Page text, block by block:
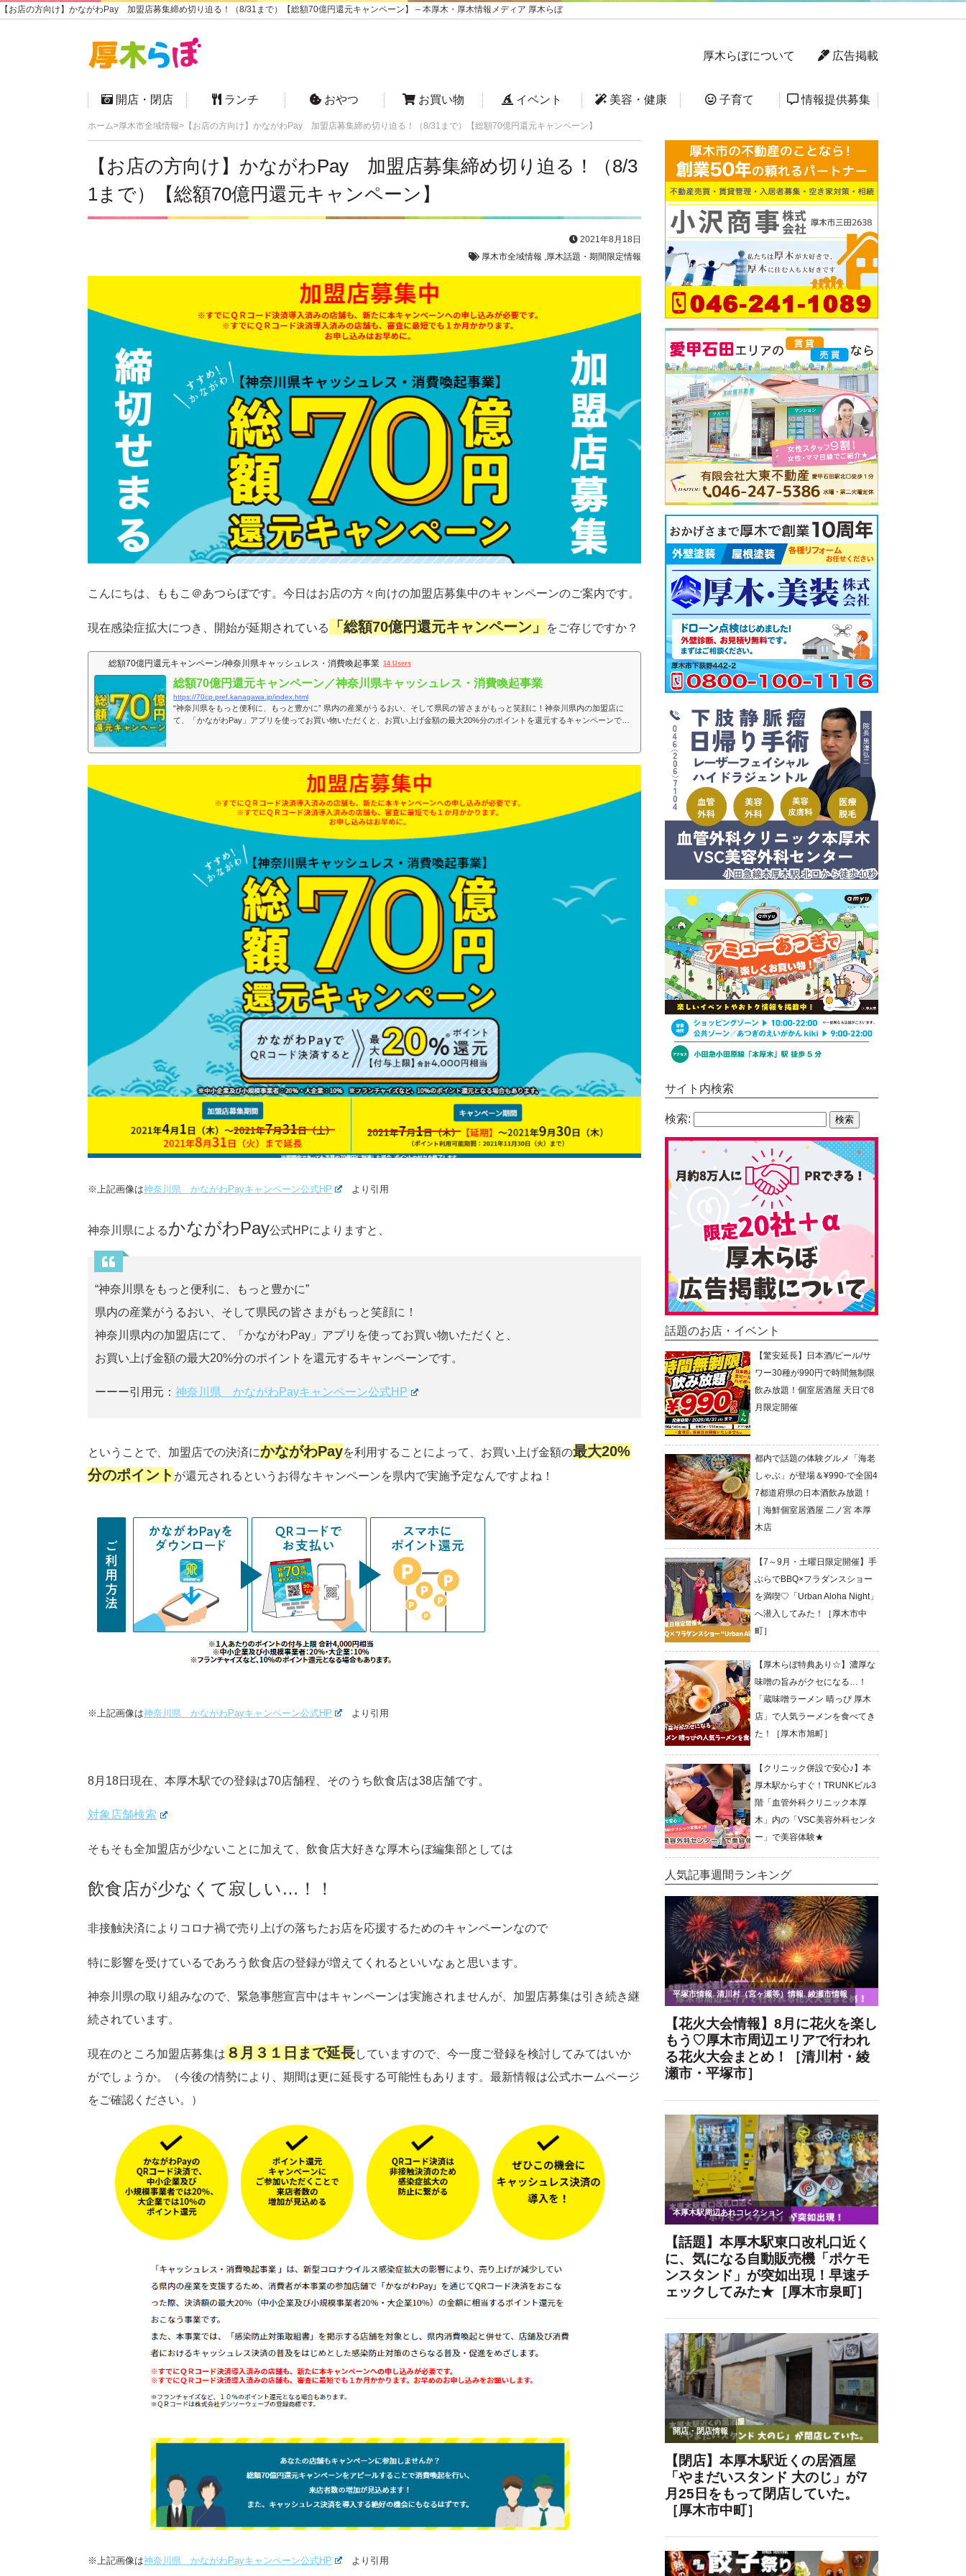
【お店の方向け】かながわPay 加盟店募集締め切り迫る！（8/31まで）【総額70億円還元キャンペーン】 – 本厚木・厚木情報メディア 厚木らぼ
厚木らぼについて 広告掲載
開店・閉店 ランチ おやつ お買い物 イベント 美容・健康 子育て 情報提供募集
ホーム 厚木市全域情報 【お店の方向け】かながわPay 加盟店募集締め切り迫る！（8/31まで）【総額70億円還元キャンペーン】
【お店の方向け】かながわPay 加盟店募集締め切り迫る！（8/3
1まで）【総額70億円還元キャンペーン】
2021年8月18日
厚木市全域情報 厚木話題・期間限定情報
こんにちは、ももこ＠あつらぼです。今日はお店の方々向けの加盟店募集中のキャンペーンのご案内です。
現在感染症拡大につき、開始が延期されている 「総額70億円還元キャンペーン」 をご存じですか？
総額70億円還元キャンペーン/神奈川県キャッシュレス・消費喚起事業 14 Users
総額70億円還元キャンペーン／神奈川県キャッシュレス・消費喚起事業
https://70cp.pref.kanagawa.jp/index.html
“神奈川県をもっと便利に、もっと豊かに” 県内の産業がうるおい、そして県民の皆さまがもっと笑顔に！神奈川県内の加盟店に
て、「かながわPay」アプリを使ってお買い物いただくと、お買い上げ金額の最大20%分のポイントを還元するキャンペーンで
※上記画像は神奈川県 かながわPayキャンペーン公式HP より引用
神奈川県によるかながわPay公式HPによりますと、
“神奈川県をもっと便利に、もっと豊かに”
県内の産業がうるおい、そして県民の皆さまがもっと笑顔に！
神奈川県内の加盟店にて、「かながわPay」アプリを使ってお買い物いただくと、
お買い上げ金額の最大20%分のポイントを還元するキャンペーンです。
ーーー引用元： 神奈川県 かながわPayキャンペーン公式HP
ということで、加盟店での決済にかながわPayを利用することによって、 お買い上げ金額の最大20%
分のポイント が還元されるというお得なキャンペーンを県内で実施予定なんですよね！
※上記画像は神奈川県 かながわPayキャンペーン公式HP より引用
8月18日現在、本厚木駅での登録は70店舗程、そのうち飲食店は38店舗です。
対象店舗検索
そもそも全加盟店が少ないことに加えて、飲食店大好きな厚木らぼ編集部としては
飲食店が少なくて寂しい…！！
非接触決済によりコロナ禍で売り上げの落ちたお店を応援するためのキャンペーンなので
特に影響を受けているであろう飲食店の登録が増えてくれるといいなぁと思います。
神奈川県の取り組みなので、緊急事態宣言中はキャンペーンは実施されませんが、加盟店募集は引き続き継
続されています。
現在のところ加盟店募集は ８月３１日まで延長していますので、今一度ご登録を検討してみてはいか
がでしょうか。（今後の情勢により、期間は更に延長する可能性もあります。最新情報は公式ホームページ
をご確認ください。）
※上記画像は神奈川県 かながわPayキャンペーン公式HP より引用
サイト内検索
検索:
話題のお店・イベント
【驚安延長】日本酒/ビール/サ
ワー30種が990円で時間無制限
飲み放題！個室居酒屋 天日で8
月限定開催
都内で話題の体験グルメ「海老
しゃぶ」が登場＆¥990-で全国4
7都道府県の日本酒飲み放題！
｜海鮮個室居酒屋 二ノ宮 本厚
木店
【7～9月・土曜日限定開催】手
ぶらでBBQ×フラダンスショー
を満喫♡「Urban Aloha Night」
へ潜入してみた！［厚木市中
町］
【厚木らぼ特典あり☆】濃厚な
味噌の旨みがクセになる…！
「蔵味噌ラーメン 晴っぴ 厚木
店」で人気ラーメンを食べてき
た！［厚木市旭町］
【クリニック併設で安心♪】本
厚木駅からすぐ！TRUNKビル3
階「血管外科クリニック本厚
木」内の「VSC美容外科センタ
ー」で美容体験★
人気記事週間ランキング